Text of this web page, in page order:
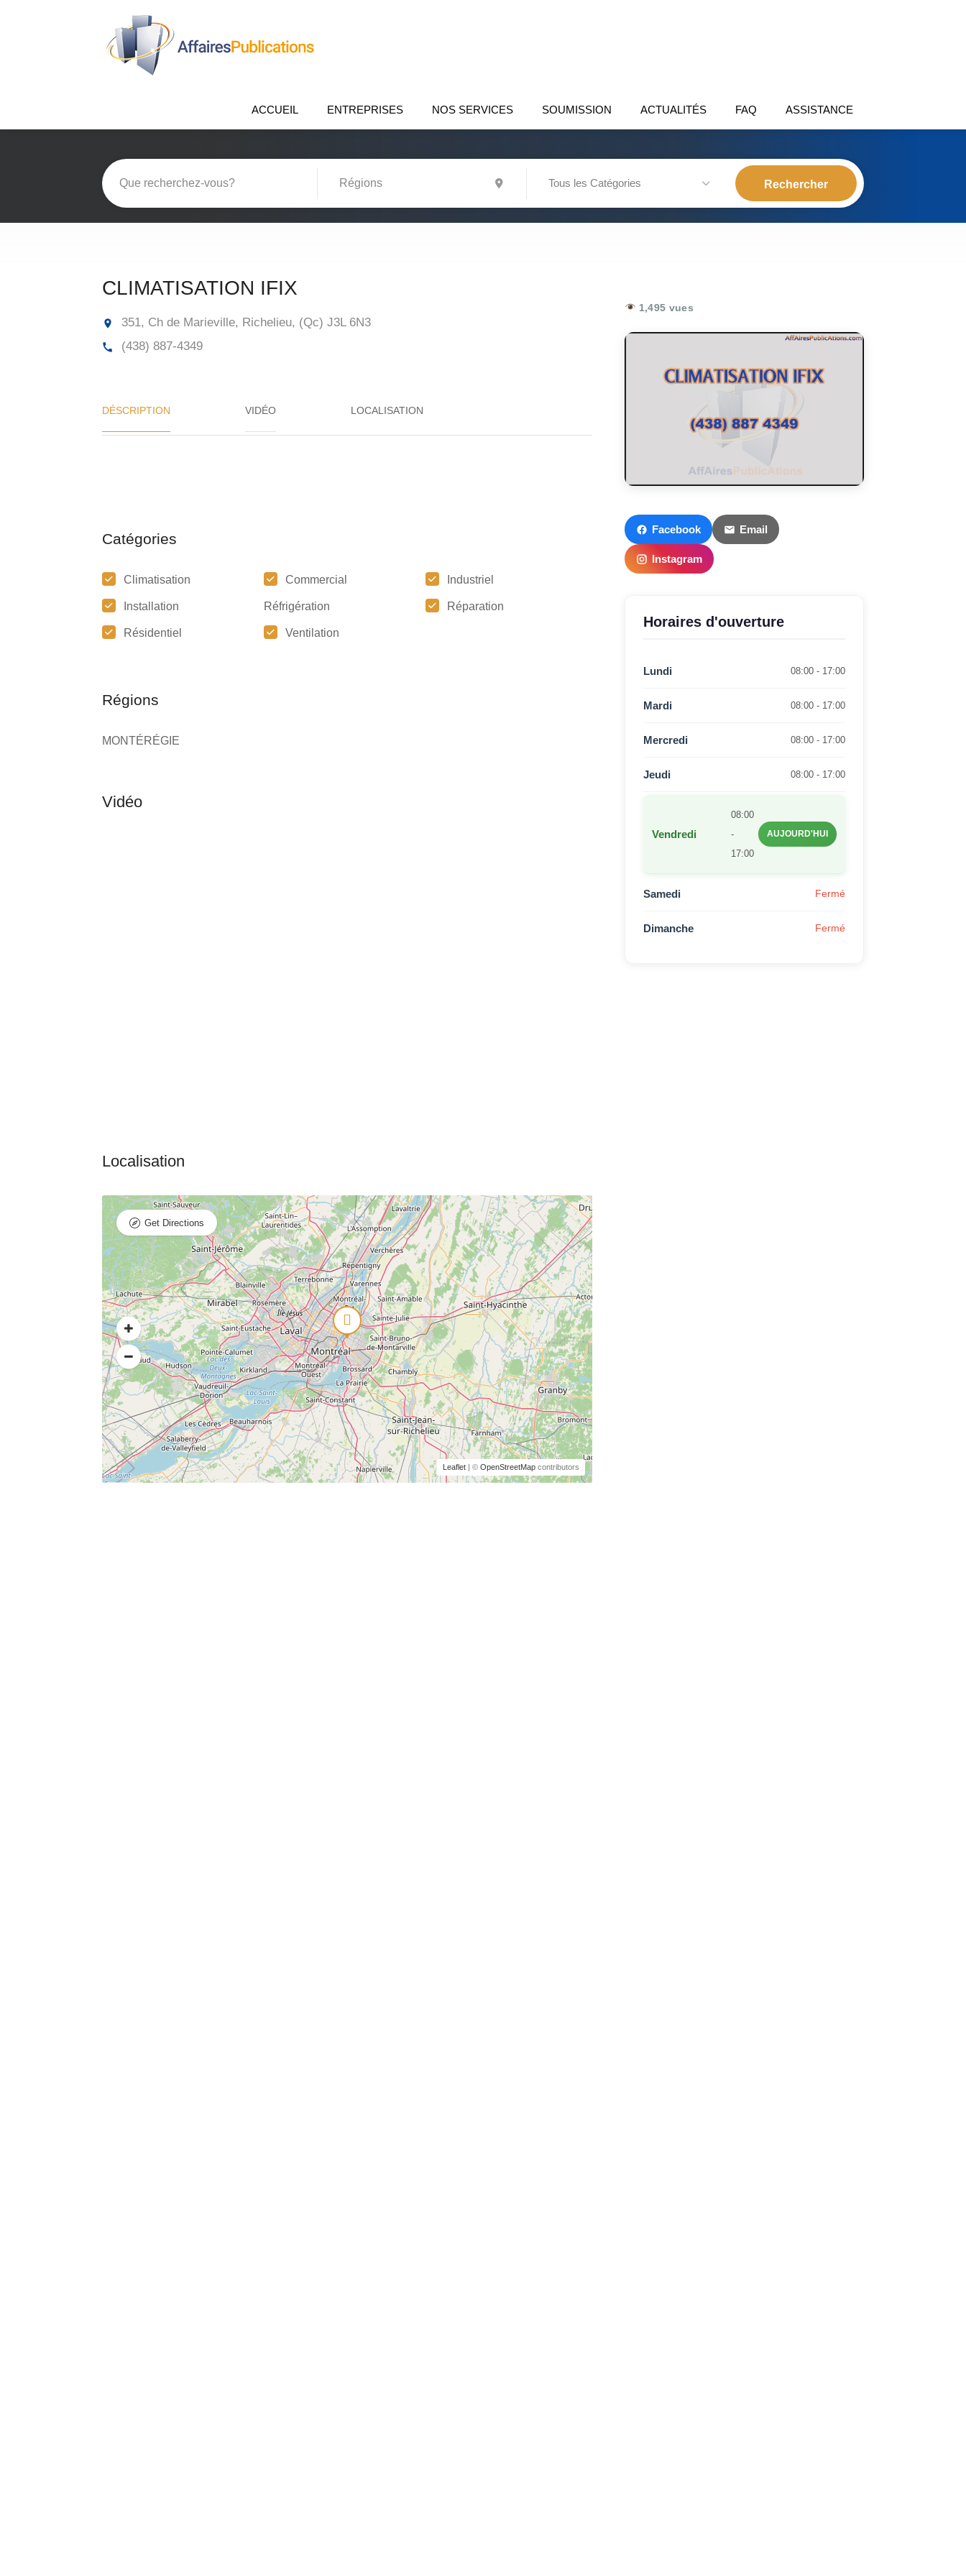
ACCUEIL ENTREPRISES NOS SERVICES SOUMISSION ACTUALITÉS FAQ ASSISTANCE
Tous les Catégories
CLIMATISATION IFIX
351, Ch de Marieville, Richelieu, (Qc) J3L 6N3
(438) 887-4349
DÉSCRIPTION VIDÉO
Catégories
Climatisation Commercial Industriel
Installation Réfrigération Réparation
Résidentiel Ventilation
Régions
MONTÉRÉGIE
Leaflet| © OpenStreetMapcontributors
Get Directions
1,495 vues
Facebook Email
Instagram
Horaires d'ouverture
Lundi 08:00 - 17:00
Mardi 08:00 - 17:00
Mercredi 08:00 - 17:00
Jeudi 08:00 - 17:00
Vendredi
08:00
-
17:00
AUJOURD'HUI
Samedi Fermé
Dimanche Fermé